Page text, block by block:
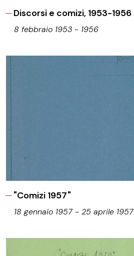
Discorsi e comizi, 1953-1956
8 febbraio 1953 - 1956
"Comizi 1957"
18 gennaio 1957 - 25 aprile 1957